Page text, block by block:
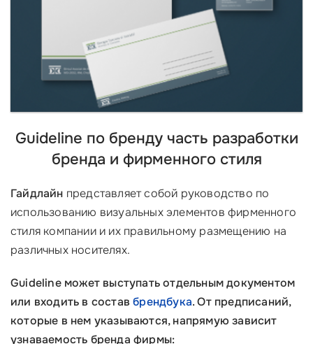
Guideline по бренду часть разработки
бренда и фирменного стиля
Гайдлайн представляет собой руководство по
использованию визуальных элементов фирменного
стиля компании и их правильному размещению на
различных носителях.
Guideline может выступать отдельным документом
или входить в составбрендбука. От предписаний,
которые в нем указываются, напрямую зависит
узнаваемость бренда фирмы: